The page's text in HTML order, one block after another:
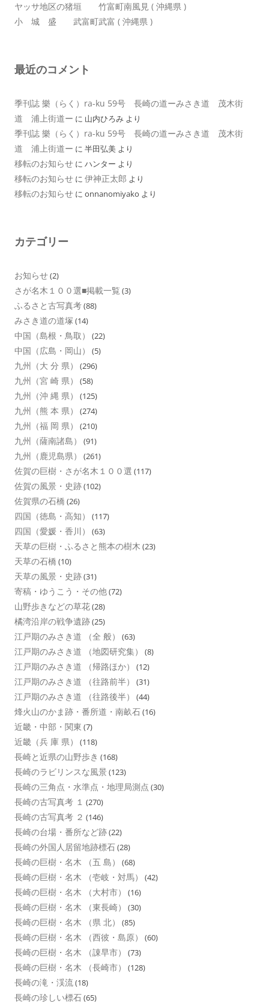
ヤッサ地区の猪垣 竹富町南風見 ( 沖縄県 )
小 城 盛 武富町武富 ( 沖縄県 )
最近のコメント
季刊誌 樂（らく）ra-ku 59号 長崎の道ーみさき道 茂木街
道 浦上街道ー に 山内ひろみ より
季刊誌 樂（らく）ra-ku 59号 長崎の道ーみさき道 茂木街
道 浦上街道ー に 半田弘美 より
移転のお知らせ に ハンター より
移転のお知らせ に 伊神正太郎 より
移転のお知らせ に onnanomiyako より
カテゴリー
お知らせ(2)
さが名木１００選■掲載一覧 (3)
ふるさと古写真考(88)
みさき道の道塚 (14)
中国（島根・鳥取） (22)
中国（広島・岡山） (5)
九州（大 分 県） (296)
九州（宮 崎 県） (58)
九州（沖 縄 県） (125)
九州（熊 本 県） (274)
九州（福 岡 県） (210)
九州（薩南諸島） (91)
九州（鹿児島県） (261)
佐賀の巨樹・さが名木１００選 (117)
佐賀の風景・史跡(102)
佐賀県の石橋 (26)
四国（徳島・高知） (117)
四国（愛媛・香川） (63)
天草の巨樹・ふるさと熊本の樹木 (23)
天草の石橋 (10)
天草の風景・史跡(31)
寄稿・ゆうこう・その他(72)
山野歩きなどの草花(28)
橘湾沿岸の戦争遺跡(25)
江戸期のみさき道 （全 般） (63)
江戸期のみさき道 （地図研究集） (8)
江戸期のみさき道 （帰路ほか） (12)
江戸期のみさき道 （往路前半） (31)
江戸期のみさき道 （往路後半） (44)
烽火山のかま跡・番所道・南畝石(16)
近畿・中部・関東 (7)
近畿（兵 庫 県） (118)
長崎と近県の山野歩き (168)
長崎のラビリンスな風景 (123)
長崎の三角点・水準点・地理局測点 (30)
長崎の古写真考 １ (270)
長崎の古写真考 ２ (146)
長崎の台場・番所など跡(22)
長崎の外国人居留地跡標石(28)
長崎の巨樹・名木 （五 島） (68)
長崎の巨樹・名木 （壱岐・対馬） (42)
長崎の巨樹・名木 （大村市） (16)
長崎の巨樹・名木 （東長崎） (30)
長崎の巨樹・名木 （県 北） (85)
長崎の巨樹・名木 （西彼・島原） (60)
長崎の巨樹・名木 （諌早市） (73)
長崎の巨樹・名木 （長崎市） (128)
長崎の滝・渓流(18)
長崎の珍しい標石(65)